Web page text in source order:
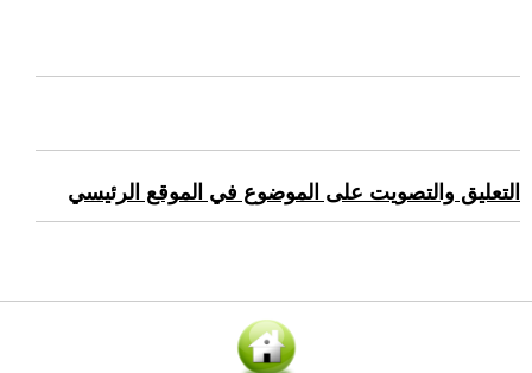
التعليق والتصويت على الموضوع في الموقع الرئيسي